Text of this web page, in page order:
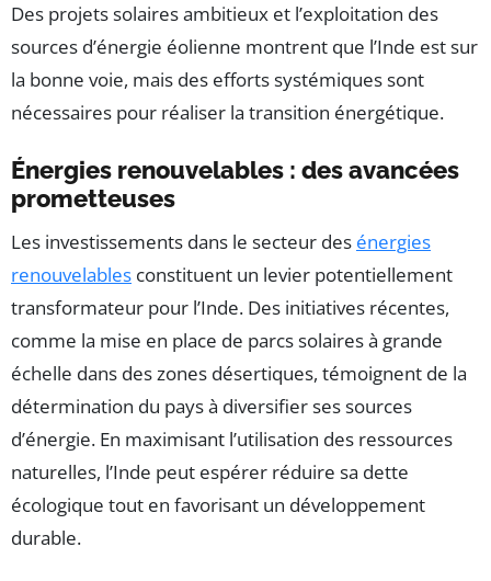
Des projets solaires ambitieux et l’exploitation des
sources d’énergie éolienne montrent que l’Inde est sur
la bonne voie, mais des efforts systémiques sont
nécessaires pour réaliser la transition énergétique.
Énergies renouvelables : des avancées
prometteuses
Les investissements dans le secteur des énergies
renouvelables constituent un levier potentiellement
transformateur pour l’Inde. Des initiatives récentes,
comme la mise en place de parcs solaires à grande
échelle dans des zones désertiques, témoignent de la
détermination du pays à diversifier ses sources
d’énergie. En maximisant l’utilisation des ressources
naturelles, l’Inde peut espérer réduire sa dette
écologique tout en favorisant un développement
durable.